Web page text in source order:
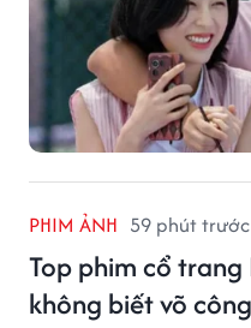
PHIM ẢNH 59 phút trước
Top phim cổ
không biết võ công